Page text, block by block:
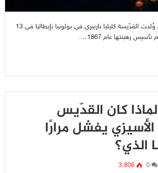
القدّيسة كليليا باربيري وُلدت القدّيسة كليليا باربيري في بولونيا بإيطاليا في 13
كان القدّيس
يفشل مرارًا
الذي؟
0 3٬806